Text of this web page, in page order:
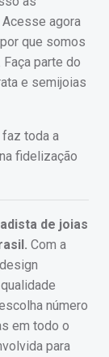
agora
que somos
parte do
e semijoias
toda a
fidelização
de joias
Com a
número
em todo o
para